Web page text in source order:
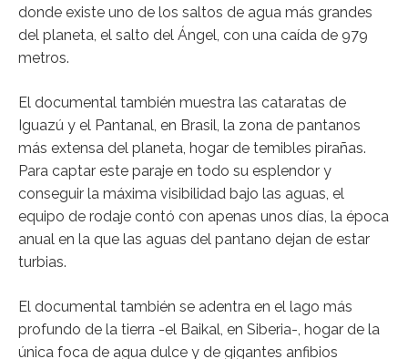
donde existe uno de los saltos de agua más grandes
del planeta, el salto del Ángel, con una caída de 979
metros.
El documental también muestra las cataratas de
Iguazú y el Pantanal, en Brasil, la zona de pantanos
más extensa del planeta, hogar de temibles pirañas.
Para captar este paraje en todo su esplendor y
conseguir la máxima visibilidad bajo las aguas, el
equipo de rodaje contó con apenas unos días, la época
anual en la que las aguas del pantano dejan de estar
turbias.
El documental también se adentra en el lago más
profundo de la tierra -el Baikal, en Siberia-, hogar de la
única foca de agua dulce y de gigantes anfibios